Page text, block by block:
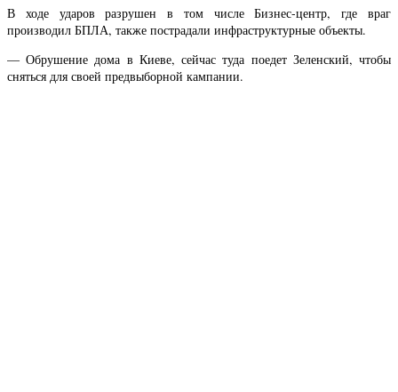
В ходе ударов разрушен в том числе Бизнес-центр, где враг
производил БПЛА, также пострадали инфраструктурные объекты.
— Обрушение дома в Киеве, сейчас туда поедет Зеленский, чтобы
сняться для своей предвыборной кампании.